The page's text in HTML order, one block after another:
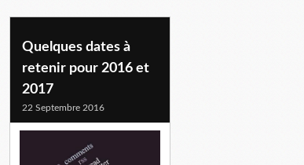
Quelques dates à
retenir pour 2016 et
2017
22 Septembre 2016